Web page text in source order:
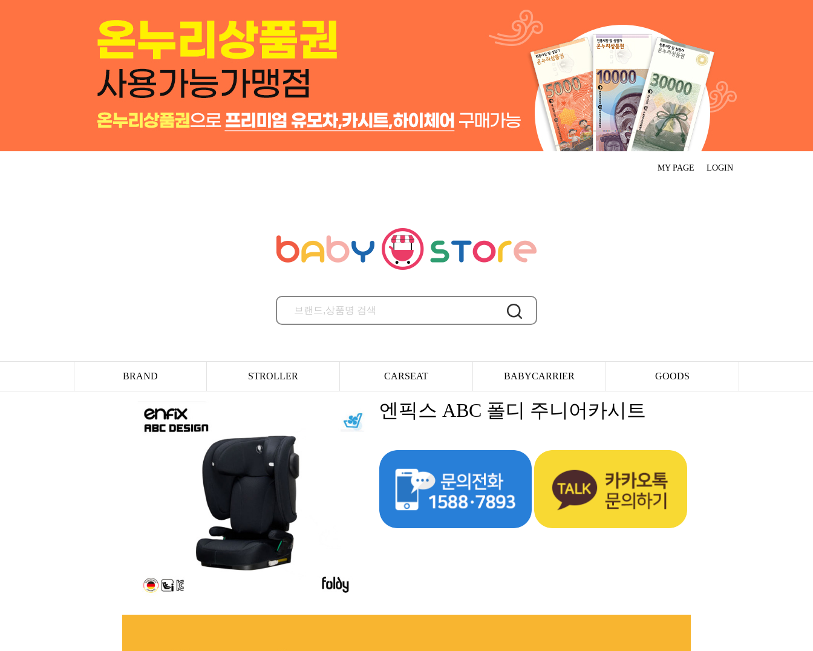
MY PAGE LOGIN
BRAND STROLLER CARSEAT BABYCARRIER GOODS
엔픽스 ABC 폴디 주니어카시트